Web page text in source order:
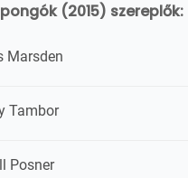
(2015) szereplők:
Marsden
Tambor
Posner